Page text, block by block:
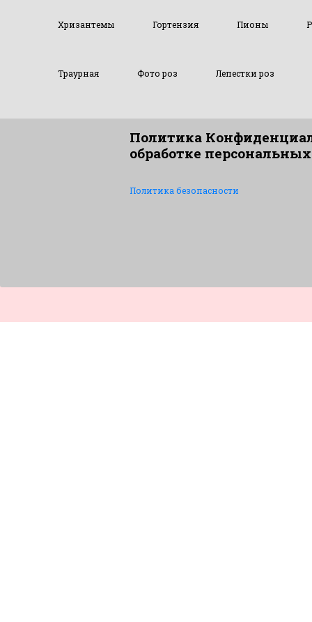
Хризантемы Гортензия Пионы
Траурная Фото роз Лепестки роз
Политика
обработке
Политика безопасности